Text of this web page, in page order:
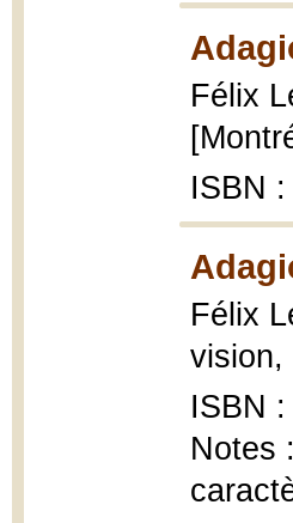
Félix
ISBN
Félix
vision,
ISBN
Notes